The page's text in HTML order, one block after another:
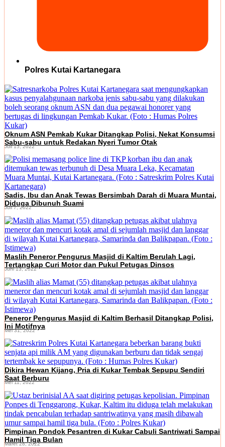
Polres Kutai Kartanegara
Oknum ASN Pemkab Kukar Ditangkap Polisi, Nekat Konsumsi
Sabu-sabu untuk Redakan Nyeri Tumor Otak
Juli 15, 2022
Sadis, Ibu dan Anak Tewas Bersimbah Darah di Muara Muntai,
Diduga Dibunuh Suami
Juli 7, 2022
Maslih Peneror Pengurus Masjid di Kaltim Berulah Lagi,
Tertangkap Curi Motor dan Pukul Petugas Dinsos
Juni 13, 2022
Peneror Pengurus Masjid di Kaltim Berhasil Ditangkap Polisi,
Ini Motifnya
Mei 31, 2022
Dikira Hewan Kijang, Pria di Kukar Tembak Sepupu Sendiri
Saat Berburu
Mei 11, 2022
Pimpinan Pondok Pesantren di Kukar Cabuli Santriwati Sampai
Hamil Tiga Bulan
Maret 28, 2022